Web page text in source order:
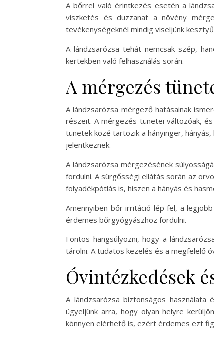
A bőrrel való érintkezés esetén a
viszketés és duzzanat a növény
tevékenységeknél mindig viseljünk
A lándzsarózsa tehát nemcsak szép,
kertekben való felhasználás során.
A mérgezés
A lándzsarózsa mérgező hatásainak
részeit. A mérgezés tünetei változóak,
tünetek közé tartozik a hányinger,
jelentkeznek.
A lándzsarózsa mérgezésének
fordulni. A sürgősségi ellátás során az
folyadékpótlás is, hiszen a hányás és
Amennyiben bőr irritáció lép fel, a
érdemes bőrgyógyászhoz fordulni.
Fontos hangsúlyozni, hogy a
tárolni. A tudatos kezelés és a megfelelő
Óvintézkedések
A lándzsarózsa biztonságos
ügyeljünk arra, hogy olyan helyre
könnyen elérhető is, ezért érdemes ezt